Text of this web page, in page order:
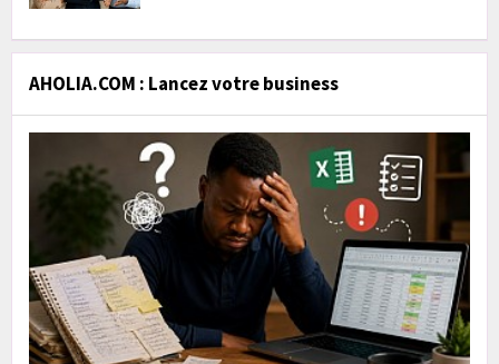
AHOLIA.COM : Lancez votre business